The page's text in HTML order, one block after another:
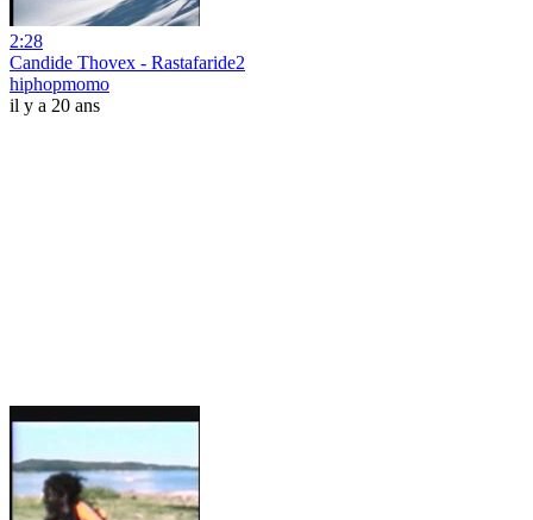
2:28
Candide Thovex - Rastafaride2
hiphopmomo
il y a 20 ans